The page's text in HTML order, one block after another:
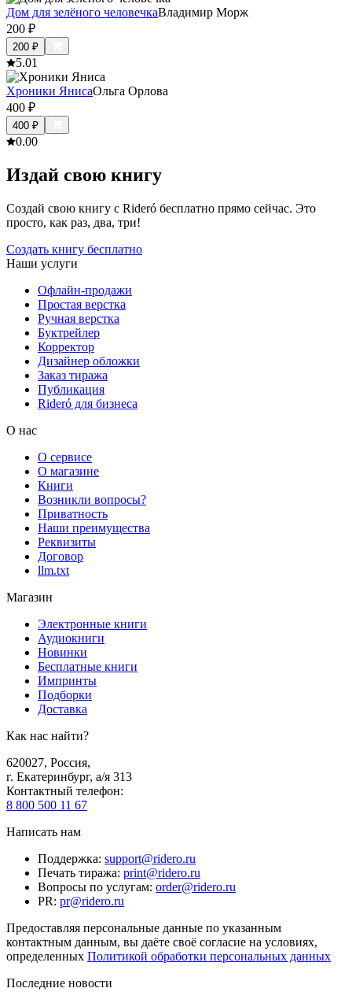
Дом для зелёного человечкаВладимир Морж
200 ₽
200 ₽
5.01
Хроники ЯнисаОльга Орлова
400 ₽
400 ₽
0.00
Издай свою книгу
Создай свою книгу с Rideró бесплатно прямо сейчас. Это
просто, как раз, два, три!
Создать книгу бесплатно
Наши услуги
Офлайн-продажи
Простая верстка
Ручная верстка
Буктрейлер
Корректор
Дизайнер обложки
Заказ тиража
Публикация
Rideró для бизнеса
О нас
О сервисе
О магазине
Книги
Возникли вопросы?
Приватность
Наши преимущества
Реквизиты
Договор
llm.txt
Магазин
Электронные книги
Аудиокниги
Новинки
Бесплатные книги
Импринты
Подборки
Доставка
Как нас найти?
620027, Россия,
г. Екатеринбург, а/я 313
Контактный телефон:
8 800 500 11 67
Написать нам
Поддержка: support@ridero.ru
Печать тиража: print@ridero.ru
Вопросы по услугам: order@ridero.ru
PR: pr@ridero.ru
Предоставляя персональные данные по указанным
контактным данным, вы даёте своё согласие на условиях,
определенных Политикой обработки персональных данных
Последние новости